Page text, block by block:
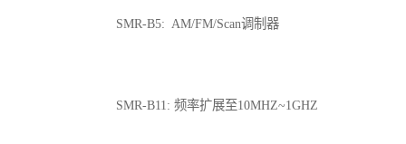
SMR-B5: AM/FM/Scan调制器
SMR-B11: 频率扩展至10MHZ~1GHZ